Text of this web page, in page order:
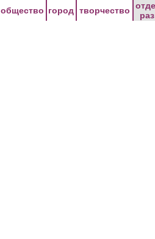
общество город творчество